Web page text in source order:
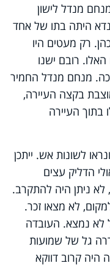
מנדל לישון
היתה בתו של אחד
רק מעטים היו
רובם ישנו
מנחם מנדל החמיר
בקצה העיירה,
בתוך העיירה
לשונות אש. ייתכן
הדליק עצים
ניתן היה להתקרב.
לא מצאו זכר.
לא נמצא. העובדה
גל של שמועות
היה קרוב דווקא